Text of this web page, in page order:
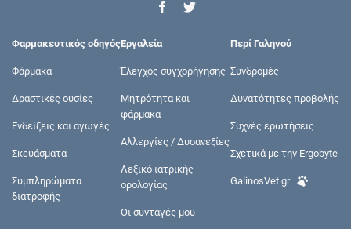
Φαρμακευτικός οδηγός
Φάρμακα
Δραστικές ουσίες
Ενδείξεις και αγωγές
Σκευάσματα
Συμπληρώματα
διατροφής
Εργαλεία
Έλεγχος συγχορήγησης
Μητρότητα και
φάρμακα
Αλλεργίες / Δυσανεξίες
Λεξικό ιατρικής
ορολογίας
Οι συνταγές μου
Περί Γαληνού
Συνδρομές
Δυνατότητες προβολής
Συχνές ερωτήσεις
Σχετικά με την Ergobyte
GalinosVet.gr